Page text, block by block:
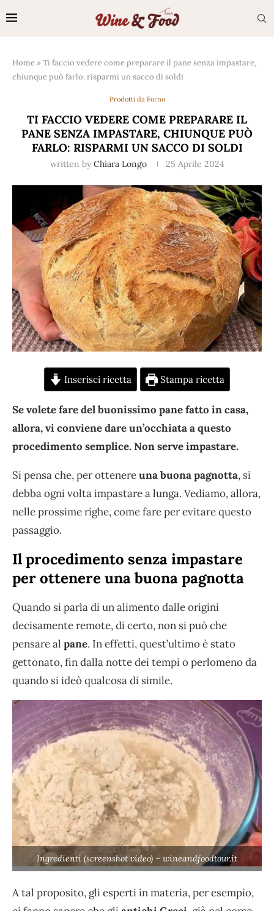
Home »Ti faccio vedere come preparare il pane senza impastare,
chiunque può farlo: risparmi un sacco di soldi
Prodotti da Forno
TI FACCIO VEDERE COME PREPARARE IL
PANE SENZA IMPASTARE, CHIUNQUE PUÒ
FARLO: RISPARMI UN SACCO DI SOLDI
written by Chiara Longo 25 Aprile 2024
Inserisci ricetta Stampa ricetta
Se volete fare del buonissimo pane fatto in casa,
allora, vi conviene dare un’occhiata a questo
procedimento semplice. Non serve impastare.
Si pensa che, per ottenereuna buona pagnotta, si
debba ogni volta impastare a lunga. Vediamo, allora,
nelle prossime righe, come fare per evitare questo
passaggio.
Il procedimento senza impastare
per ottenere una buona pagnotta
Quando si parla di un alimento dalle origini
decisamente remote, di certo, non si può che
pensare al pane. In effetti, quest’ultimo è stato
gettonato, fin dalla notte dei tempi o perlomeno da
quando si ideò qualcosa di simile.
Ingredienti (screenshot video) – wineandfoodtour.it
A tal proposito, gli esperti in materia, per esempio,